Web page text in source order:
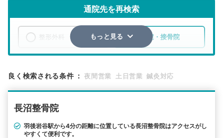
通院先を再検索
整骨院・接骨院
検索する
もっと見る
良く検索される条件 ： 夜間営業 土日営業 鍼灸対応
長沼整骨院
羽後岩谷駅から4分の距離に位置している長沼整骨院はアクセスがし
やすくて便利です。